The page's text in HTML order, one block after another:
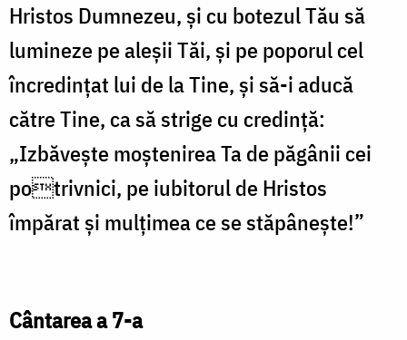
Hristos Dumnezeu, și cu botezul Tău să
lumineze pe aleșii Tăi, și pe poporul cel
încredințat lui de la Tine, și să-i aducă
către Tine, ca să strige cu credință:
„Izbăvește moștenirea Ta de păgânii cei
potrivnici, pe iubitorul de Hristos
împărat și mulțimea ce se stăpânește!”
Cântarea a 7-a